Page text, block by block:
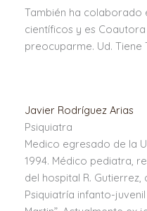
También ha colaborado
científicos y es
preocuparme. Ud. Tiene
Javier Rodríguez Arias
Psiquiatra
Medico egresado de la
1994. Médico pediatra,
del hospital R.
Psiquiatría infanto-juvenil